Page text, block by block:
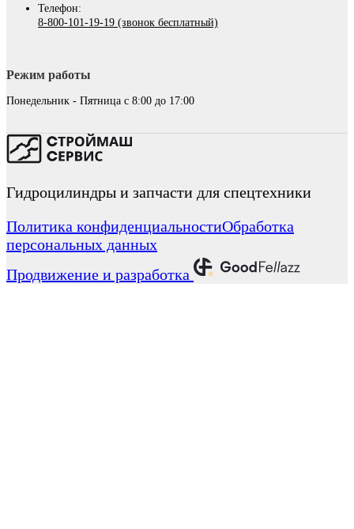
Телефон:
8-800-101-19-19 (звонок бесплатный)
Режим работы
Понедельник - Пятница с 8:00 до 17:00
Гидроцилиндры и запчасти для спецтехники
Политика конфиденциальностиОбработка
персональных данных
Продвижение и разработка